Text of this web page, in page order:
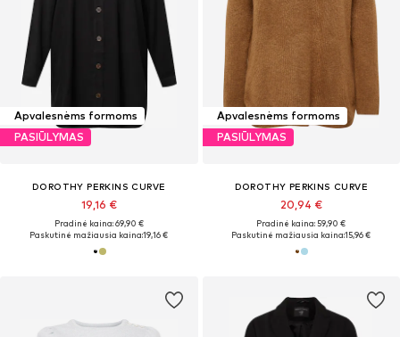
Apvalesnėms formoms
PASIŪLYMAS
DOROTHY PERKINS CURVE
19,16 €
Pradinė kaina: 69,90 €
Paskutinė mažiausia kaina:19,16 €
Apvalesnėms formoms
PASIŪLYMAS
DOROTHY PERKINS CURVE
20,94 €
Pradinė kaina: 59,90 €
Paskutinė mažiausia kaina:15,96 €